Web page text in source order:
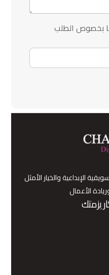
بخصوص الطلب
الإبداعية والخيار الأمثل
الأعمال